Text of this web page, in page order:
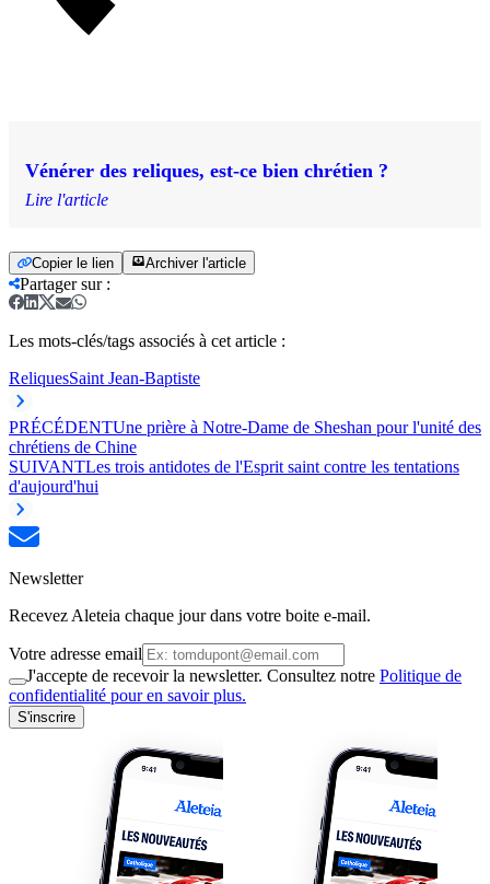
Vénérer des reliques, est-ce bien chrétien ?
Lire l'article
Copier le lien Archiver l'article
Partager sur:
Les mots-clés/tags associés à cet article :
ReliquesSaint Jean-Baptiste
PRÉCÉDENTUne prière à Notre-Dame de Sheshan pour l'unité des
chrétiens de Chine
SUIVANTLes trois antidotes de l'Esprit saint contre les tentations
d'aujourd'hui
Newsletter
Recevez Aleteia chaque jour dans votre boite e-mail.
Votre adresse email
J'accepte de recevoir la newsletter. Consultez notre Politique de
confidentialité pour en savoir plus.
S'inscrire